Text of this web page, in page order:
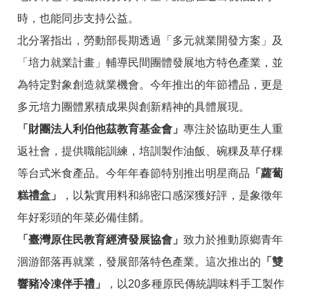
常
見
問
雙
語
詞
RSS
權
及
安
政
策
網
站
資
開
放
宣
聯
絡
資
時，也能同步支持公益。
北分署指出，勞動部長期透過「多元就業開發方案」及
「培力就業計畫」輔導民間團體發展地方特色產業，並
為特定對象創造就業機會。今年推出的年節禮品，更是
多元培力團體累積成果與創新精神的具體展現。
「財團法人利伯他茲教育基金會」 專注於協助更生人重
返社會，提供職能訓練，培訓製作油飯、碗粿及草仔粿
等台式米食產品。今年年春節特別推出明星商品 「蘿蔔
糕禮盒」
，以紮實用料和綿密口感深獲好評，是象徵年
年好彩頭的年菜必備佳餚。
「臺灣原住民教育經濟發展協會」 致力於推動原鄉青年
洄游部落再就業，發展部落特色產業。這次推出的 「雙
響豬冷凍伴手禮」
，以20多種原民傳統調味料手工製作